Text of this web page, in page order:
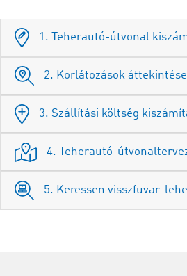
1. Teherautó-útvonal
2. Korlátozások áttekintése
3. Szállítási költség
4. Teherautó-
5. Keressen visszfuvar-